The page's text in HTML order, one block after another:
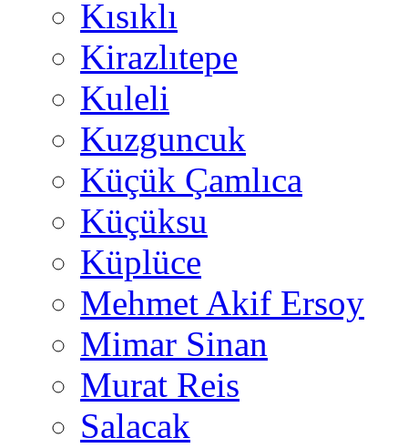
Kısıklı
Kirazlıtepe
Kuleli
Kuzguncuk
Küçük Çamlıca
Küçüksu
Küplüce
Mehmet Akif Ersoy
Mimar Sinan
Murat Reis
Salacak